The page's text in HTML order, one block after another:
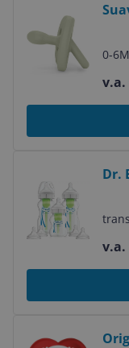
0-
v.a.
Dr.
v.a.